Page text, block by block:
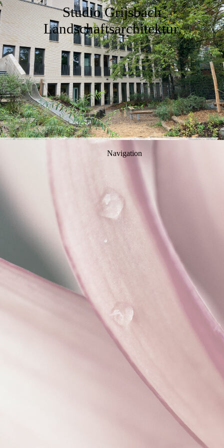
Studio Grijsbach
Landschaftsarchitektur.
Navigation